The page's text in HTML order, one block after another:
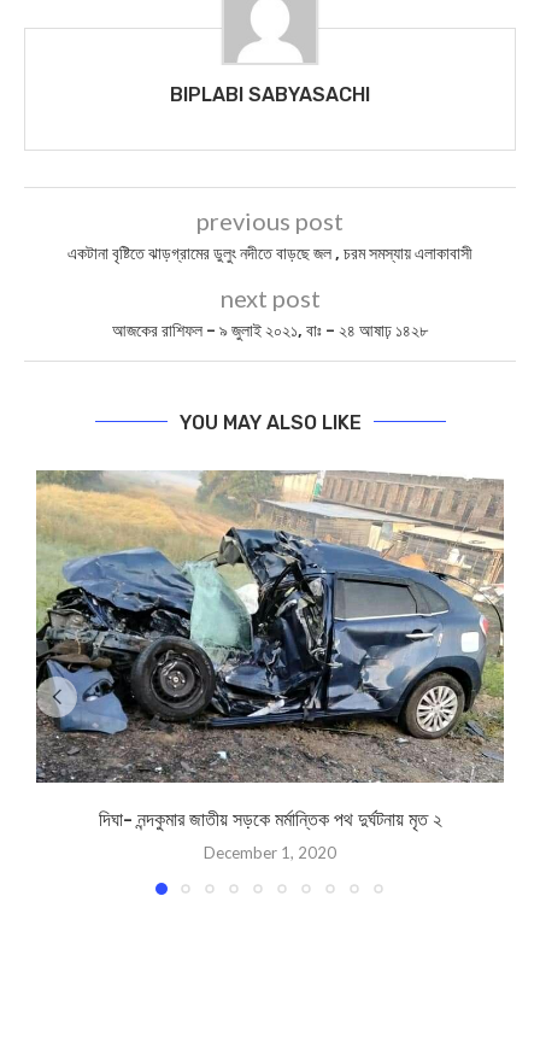
BIPLABI SABYASACHI
previous post
একটানা বৃষ্টিতে ঝাড়গ্রামের ডুলুং নদীতে বাড়ছে জল , চরম সমস্যায় এলাকাবাসী
next post
আজকের রাশিফল – ৯ জুলাই ২০২১, বাঃ – ২৪ আষাঢ় ১৪২৮
YOU MAY ALSO LIKE
দিঘা- নন্দকুমার জাতীয় সড়কে মর্মান্তিক পথ দুর্ঘটনায় মৃত ২
December 1, 2020